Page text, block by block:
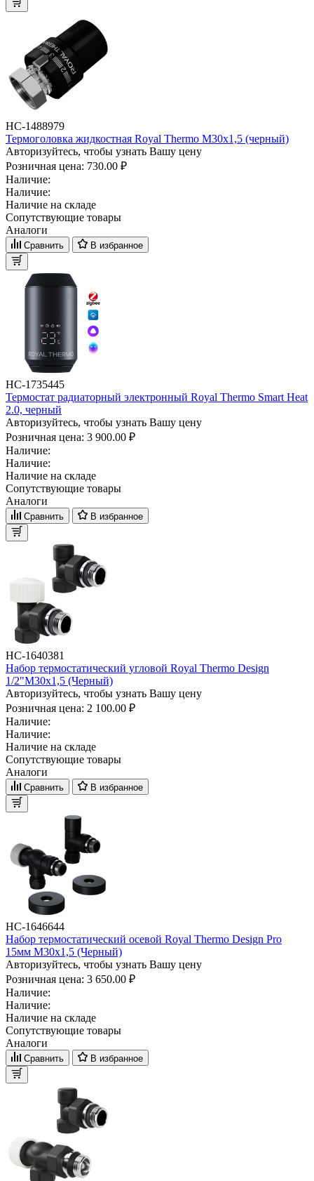
НС-1488979
Термоголовка жидкостная Royal Thermo М30х1,5 (черный)
Авторизуйтесь, чтобы узнать Вашу цену
Розничная цена: 730.00 ₽
Наличие:
Наличие:
Наличие на складе
Сопутствующие товары
Аналоги
Сравнить В избранное
НС-1735445
Термостат радиаторный электронный Royal Thermo Smart Heat
2.0, черный
Авторизуйтесь, чтобы узнать Вашу цену
Розничная цена: 3 900.00 ₽
Наличие:
Наличие:
Наличие на складе
Сопутствующие товары
Аналоги
Сравнить В избранное
НС-1640381
Набор термостатический угловой Royal Thermo Design
1/2"М30х1,5 (Черный)
Авторизуйтесь, чтобы узнать Вашу цену
Розничная цена: 2 100.00 ₽
Наличие:
Наличие:
Наличие на складе
Сопутствующие товары
Аналоги
Сравнить В избранное
НС-1646644
Набор термостатический осевой Royal Thermo Design Pro
15мм М30х1,5 (Черный)
Авторизуйтесь, чтобы узнать Вашу цену
Розничная цена: 3 650.00 ₽
Наличие:
Наличие:
Наличие на складе
Сопутствующие товары
Аналоги
Сравнить В избранное